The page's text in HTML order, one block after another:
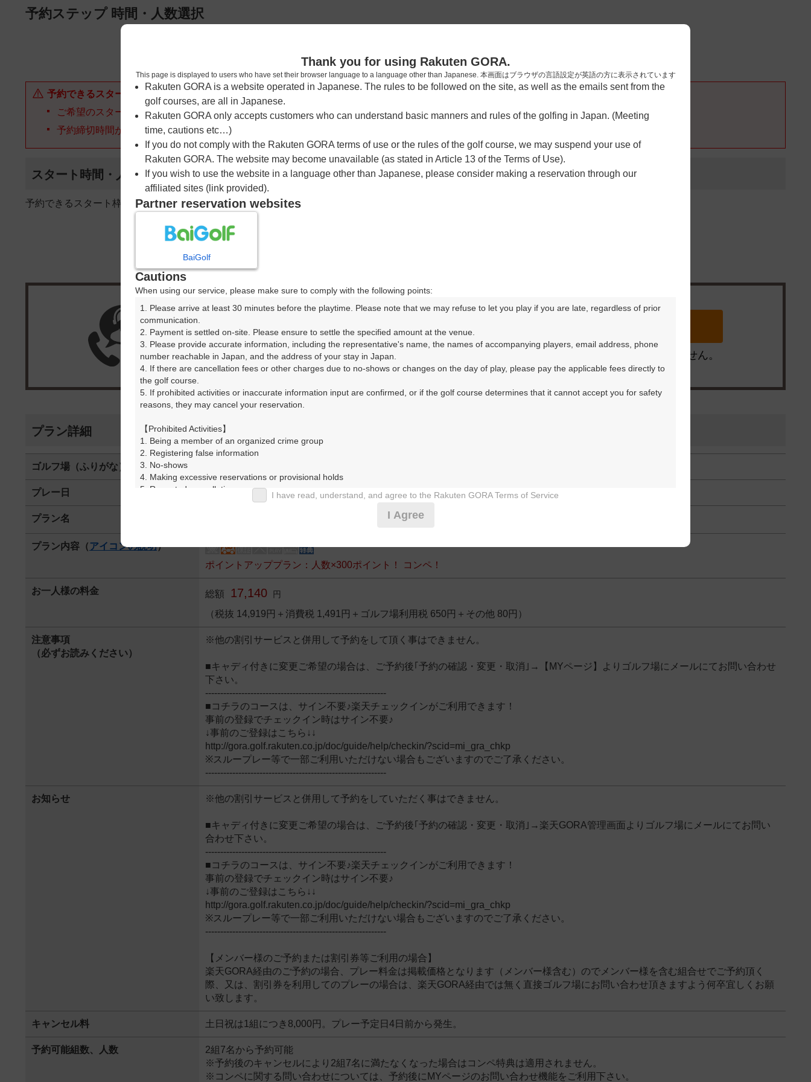
ページの本文へ
予約ステップ 時間・人数選択
確認
予約できるスタート枠がありません。以下の理由が考えられます。
ご希望のスタート時間の枠が他の予約で埋まってしまった。
予約締切時間が過ぎてしまった。
スタート時間・人数指定
予約できるスタート枠がありません。
楽天GORA予約専用ダイヤル
受付時間 8:00～17:00 年中無休 ※ゴルフ場の電話ではありません。
プラン詳細
ゴルフ場（ふりがな）
プレー日 2025年07月20日（日）
プラン名
プラン内容（アイコンの説明）
ポイントアッププラン：人数×300ポイント！ コンペ！
お一人様の料金 総額 17,140 円
（税抜 14,919円＋消費税 1,491円＋ゴルフ場利用税 650円＋その他 80円）
注意事項
（必ずお読みください）
※他の割引サービスと併用して予約をして頂く事はできません。
■キャディ付きに変更ご希望の場合は、ご予約後｢予約の確認・変更・取消｣→【MYページ】よりゴルフ場にメールにてお問い合わせ
下さい。
------------------------------------------------------------
■コチラのコースは、サイン不要♪楽天チェックインがご利用できます！
事前の登録でチェックイン時はサイン不要♪
↓事前のご登録はこちら↓↓
http://gora.golf.rakuten.co.jp/doc/guide/help/checkin/?scid=mi_gra_chkp
※スループレー等で一部ご利用いただけない場合もございますのでご了承ください。
------------------------------------------------------------
お知らせ ※他の割引サービスと併用して予約をしていただく事はできません。
■キャディ付きに変更ご希望の場合は、ご予約後｢予約の確認・変更・取消｣→楽天GORA管理画面よりゴルフ場にメールにてお問い
合わせ下さい。
------------------------------------------------------------
■コチラのコースは、サイン不要♪楽天チェックインがご利用できます！
事前の登録でチェックイン時はサイン不要♪
↓事前のご登録はこちら↓↓
http://gora.golf.rakuten.co.jp/doc/guide/help/checkin/?scid=mi_gra_chkp
※スループレー等で一部ご利用いただけない場合もございますのでご了承ください。
------------------------------------------------------------
【メンバー様のご予約または割引券等ご利用の場合】
楽天GORA経由のご予約の場合、プレー料金は掲載価格となります（メンバー様含む）のでメンバー様を含む組合せでご予約頂く
際、又は、割引券を利用してのプレーの場合は、楽天GORA経由では無く直接ゴルフ場にお問い合わせ頂きますよう何卒宜しくお願
い致します。
キャンセル料 土日祝は1組につき8,000円。プレー予定日4日前から発生。
予約可能組数、人数
2組7名から予約可能
※予約後のキャンセルにより2組7名に満たなくなった場合はコンペ特典は適用されません。
※コンペに関する問い合わせについては、予約後にMYページのお問い合わせ機能をご利用下さい。
Thank you for using Rakuten GORA.
This page is displayed to users who have set their browser language to a language other than Japanese. 本画面はブラウザの言語設定が英語の方に表示されています
Rakuten GORA is a website operated in Japanese. The rules to be followed on the site, as well as the emails sent from the
golf courses, are all in Japanese.
Rakuten GORA only accepts customers who can understand basic manners and rules of the golfing in Japan. (Meeting
time, cautions etc…)
If you do not comply with the Rakuten GORA terms of use or the rules of the golf course, we may suspend your use of
Rakuten GORA. The website may become unavailable (as stated in Article 13 of the Terms of Use).
If you wish to use the website in a language other than Japanese, please consider making a reservation through our
affiliated sites (link provided).
Partner reservation websites
BaiGolf
Cautions
When using our service, please make sure to comply with the following points:
1. Please arrive at least 30 minutes before the playtime. Please note that we may refuse to let you play if you are late, regardless of prior
communication.
2. Payment is settled on-site. Please ensure to settle the specified amount at the venue.
3. Please provide accurate information, including the representative's name, the names of accompanying players, email address, phone
number reachable in Japan, and the address of your stay in Japan.
4. If there are cancellation fees or other charges due to no-shows or changes on the day of play, please pay the applicable fees directly to
the golf course.
5. If prohibited activities or inaccurate information input are confirmed, or if the golf course determines that it cannot accept you for safety
reasons, they may cancel your reservation.
【Prohibited Activities】
1. Being a member of an organized crime group
2. Registering false information
3. No-shows
4. Making excessive reservations or provisional holds
5. Repeated cancellations
6. Violating laws and regulations
7. Causing inconvenience to others during play (e.g., delaying play, ignoring rules, manners, or warnings)
We appreciate your understanding and cooperation regarding the above points.
I have read, understand, and agree to the Rakuten GORA Terms of Service
I Agree